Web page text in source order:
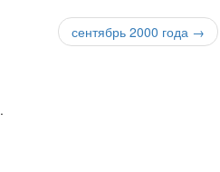
сентябрь 2000 года →
.